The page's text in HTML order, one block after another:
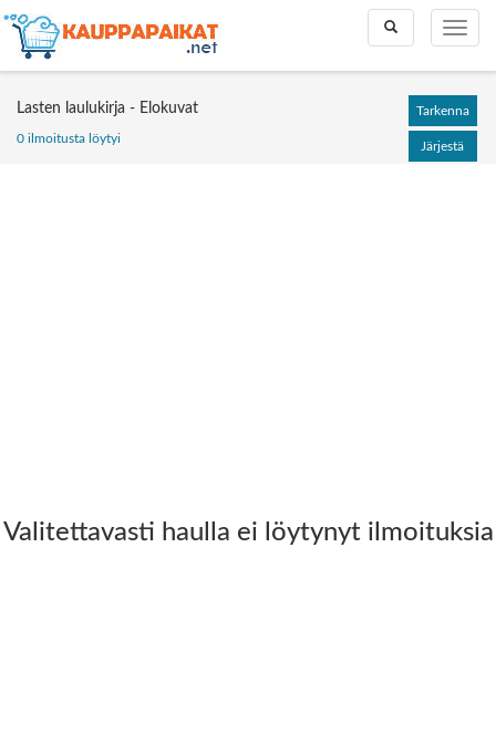
Toggle
Toggle
search
Lasten laulukirja - Elokuvat
0 ilmoitusta löytyi
Tarkenna
Järjestä
Valitettavasti haulla ei löytynyt ilmoituksia